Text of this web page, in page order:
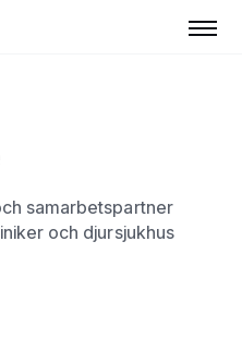
samarbetspartner
och djursjukhus